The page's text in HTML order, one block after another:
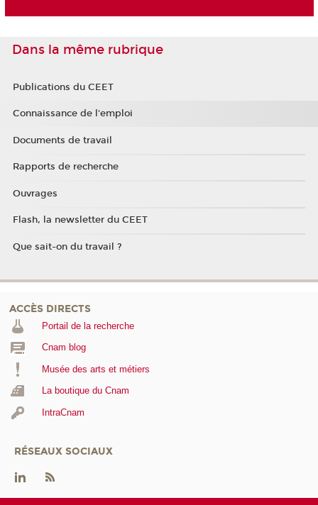
Dans la même rubrique
Publications du CEET
Connaissance de l'emploi
Documents de travail
Rapports de recherche
Ouvrages
Flash, la newsletter du CEET
Que sait-on du travail ?
ACCÈS DIRECTS
Portail de la recherche
Cnam blog
Musée des arts et métiers
La boutique du Cnam
IntraCnam
RÉSEAUX SOCIAUX